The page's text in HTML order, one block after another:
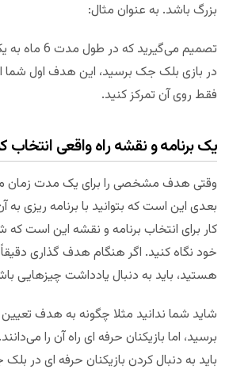
بزرگ باشد. به عنوان مثال:
تصمیم می‌گیرید
در بازی بلک جک برسید، این هدف اول شما
فقط روی آن تمرکز کنید.
یک برنامه و نقشه راه واقعی انتخاب
وقتی هدف مشخصی را برای یک مدت زمان
بعدی این است که بتوانید با برنامه ریزی
کار برای انتخاب برنامه و نقشه این است که
خود نگاه کنید. اگر هنگام هدف گذاری
هستید، باید به دنبال یادداشت چیزهایی
شاید شما ندانید مثلا چگونه به هدف
برسید، اما بازیکنان حرفه ای راه آن را
باید به دنبال کردن بازیکنان حرفه ای در بلک